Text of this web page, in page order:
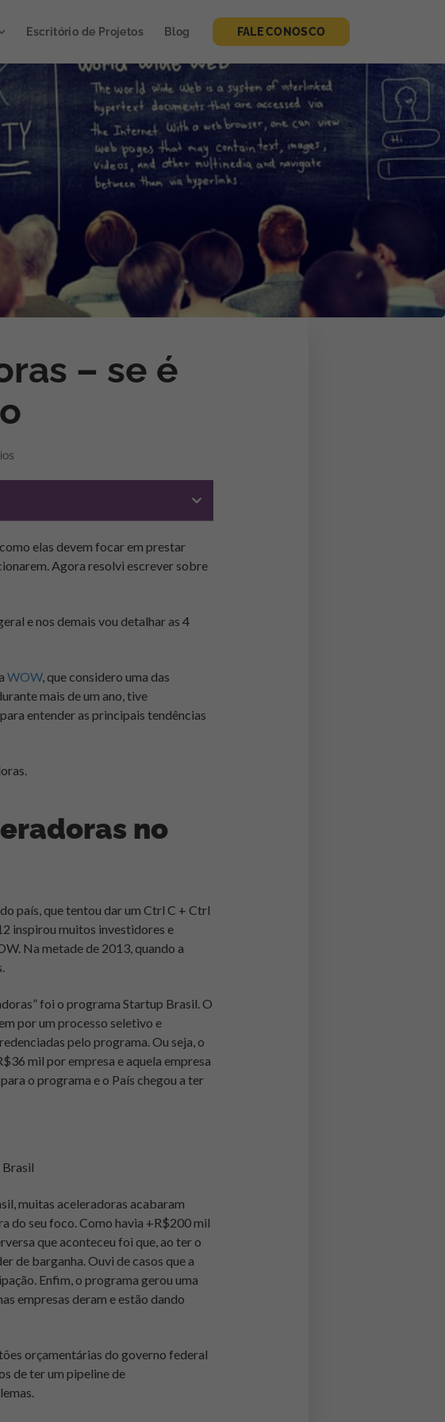
Escritório de Projetos Blog FALE CONOSCO
– se é
elas devem focar em prestar
Agora resolvi escrever sobre
e nos demais vou detalhar as 4
WOW, que considero uma das
mais de um ano, tive
entender as principais tendências
s.
no
país, que tentou dar um Ctrl C + Ctrl
inspirou muitos investidores e
Na metade de 2013, quando a
foi o programa Startup Brasil. O
por um processo seletivo e
pelo programa. Ou seja, o
mil por empresa e aquela empresa
o programa e o País chegou a ter
muitas aceleradoras acabaram
do seu foco. Como havia +R$200 mil
que aconteceu foi que, ao ter o
de barganha. Ouvi de casos que a
Enfim, o programa gerou uma
empresas deram e estão dando
orçamentárias do governo federal
de ter um pipeline de